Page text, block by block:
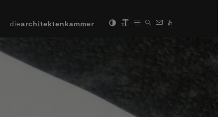
diearchitektenkammer